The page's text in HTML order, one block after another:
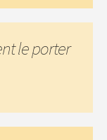
le porter